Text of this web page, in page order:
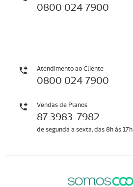
0800 024 7900
Atendimento ao Cliente
0800 024 7900
Vendas de Planos
87 3983-7982
de segunda a sexta, das 8h às 17h